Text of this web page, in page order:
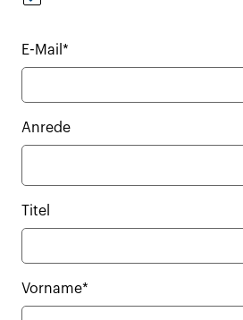
E-Mail*
Anrede
Titel
Vorname*